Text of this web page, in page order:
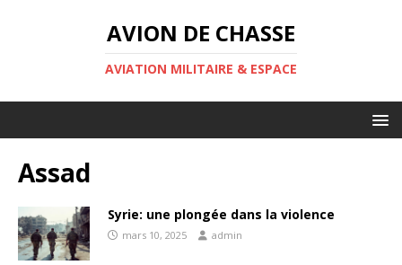
AVION DE CHASSE
AVIATION MILITAIRE & ESPACE
Assad
Syrie: une plongée dans la violence
mars 10, 2025 admin